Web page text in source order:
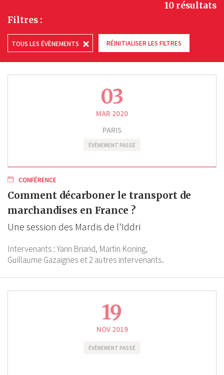
Filtres :
TOUS LES ÉVÈNEMENTS RÉINITIALISER LES FILTRES
10 résultats
03
MAR 2020
PARIS
ÉVÈNEMENT PASSÉ
CONFÉRENCE
Comment décarboner le transport de
marchandises en France ?
Une session des Mardis de l'Iddri
Intervenants :Yann Briand, Martin Koning,
Guillaume Gazaignes et 2 autres intervenants.
19
NOV 2019
ÉVÈNEMENT PASSÉ